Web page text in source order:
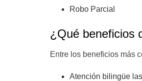
Robo Parcial
¿Qué beneficios
Entre los beneficios más
Atención bilingüe